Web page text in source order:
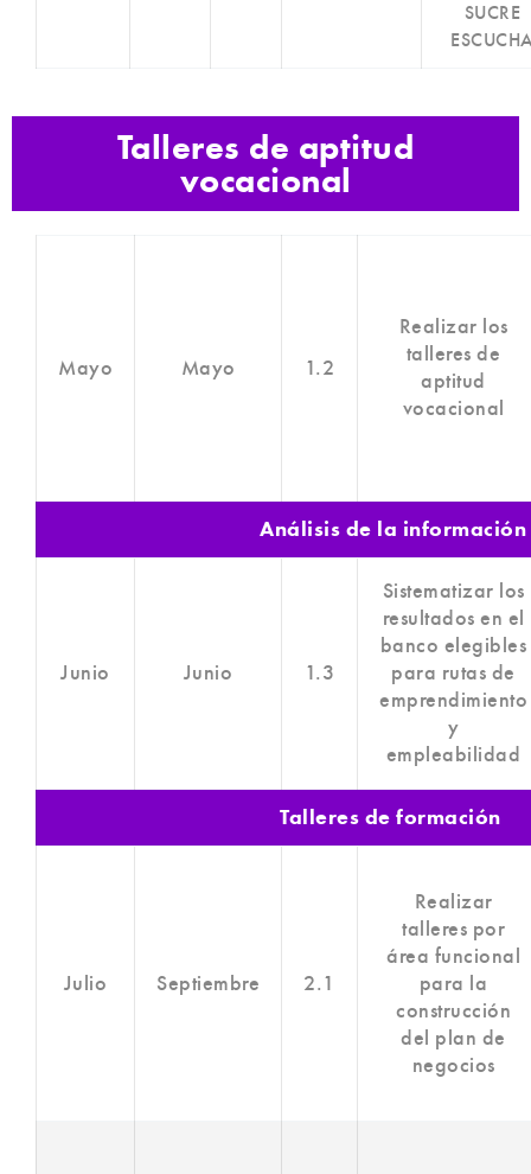
SUCRE
Talleres de aptitud
vocacional
Mayo Mayo 1.2
Realizar los
talleres de
aptitud
vocacional
Análisis de la información
Junio Junio 1.3
Sistematizar los
resultados en el
banco elegibles
para rutas de
emprendimiento
y
empleabilidad
Talleres de formación
Julio Septiembre 2.1
Realizar
talleres por
área funcional
para la
construcción
del plan de
negocios